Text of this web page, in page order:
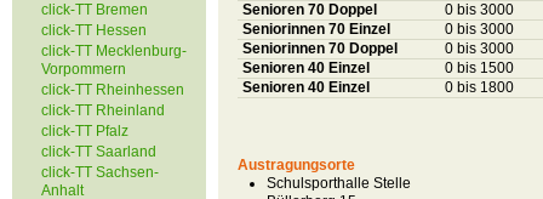
click-TT Bremen
click-TT Hessen
click-TT Mecklenburg-
Vorpommern
click-TT Rheinhessen
click-TT Rheinland
click-TT Pfalz
click-TT Saarland
click-TT Sachsen-
Anhalt
Senioren 70 Doppel
0 bis 3000
Seniorinnen 70 Einzel
0 bis 3000
Seniorinnen 70 Doppel
0 bis 3000
Senioren 40 Einzel
0 bis 1500
Senioren 40 Einzel
0 bis 1800
Austragungsorte
Schulsporthalle Stelle